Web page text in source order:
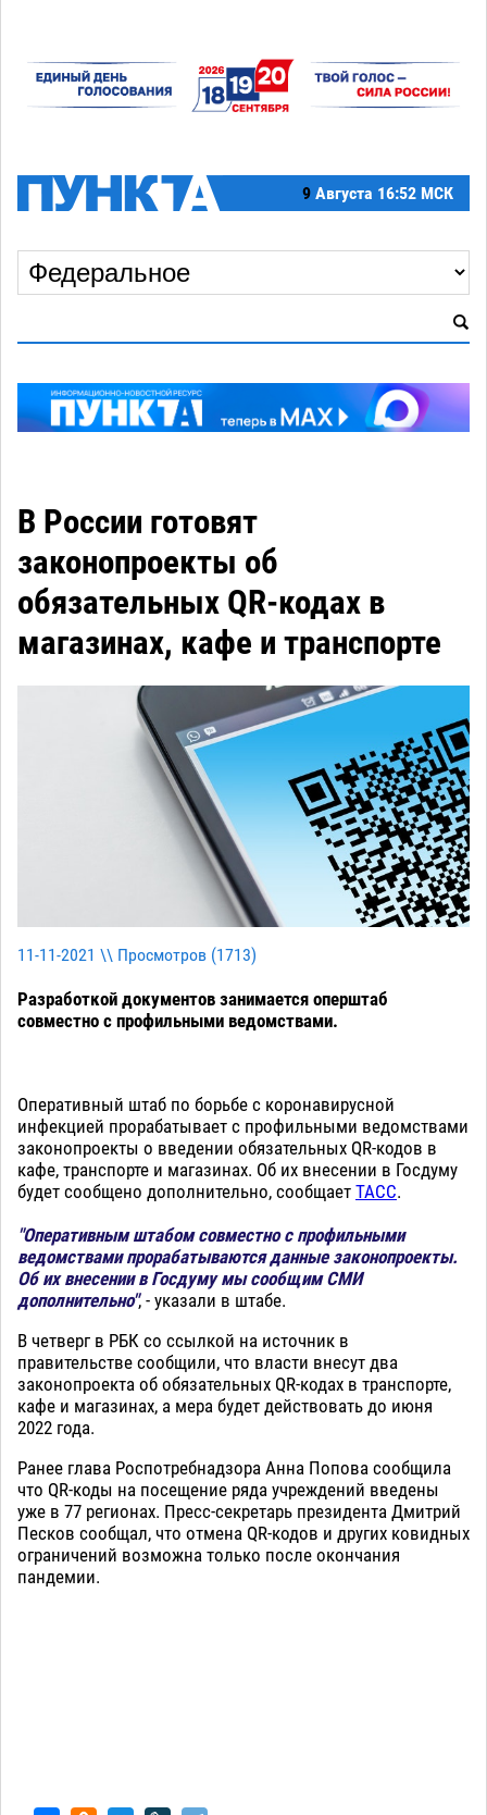
9 Августа 16:52 МСК
В России готовят
законопроекты об
обязательных QR-кодах в
магазинах, кафе и транспорте
11-11-2021 \\ Просмотров (1713)
Разработкой документов занимается оперштаб
совместно с профильными ведомствами.
Оперативный штаб по борьбе с коронавирусной
инфекцией прорабатывает с профильными ведомствами
законопроекты о введении обязательных QR-кодов в
кафе, транспорте и магазинах. Об их внесении в Госдуму
будет сообщено дополнительно, сообщает ТАСС.
"Оперативным штабом совместно с профильными
ведомствами прорабатываются данные законопроекты.
Об их внесении в Госдуму мы сообщим СМИ
дополнительно", - указали в штабе.
В четверг в РБК со ссылкой на источник в
правительстве сообщили, что власти внесут два
законопроекта об обязательных QR-кодах в транспорте,
кафе и магазинах, а мера будет действовать до июня
2022 года.
Ранее глава Роспотребнадзора Анна Попова сообщила
что QR-коды на посещение ряда учреждений введены
уже в 77 регионах. Пресс-секретарь президента Дмитрий
Песков сообщал, что отмена QR-кодов и других ковидных
ограничений возможна только после окончания
пандемии.